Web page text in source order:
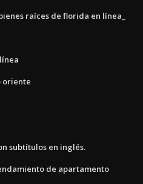
raíces de florida en línea_
oriente
subtítulos en inglés.
de apartamento